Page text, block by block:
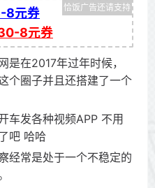
8元券
8元券
是在2017年过年时候，
个圈子并且还搭建了一个
车发各种视频APP 不用
吧 哈哈
经常是处于一个不稳定的